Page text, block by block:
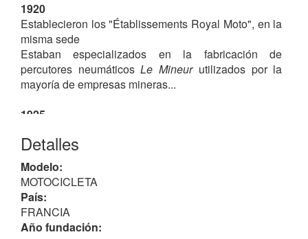
1920
Establecieron los "Établissements Royal Moto", en la
misma sede
Estaban especializados en la fabricación de
percutores neumáticosLe Mineurutilizados por la
mayoría de empresas mineras...
1925
equipadas con motores monocilíndricos propios -
conocidos por
2T; posteriormente de 350 y 500 cc
distribucionessv
La produccion de motocicletas finalizó en 1930.
Modelos(orden cronológico)
Detalles
Modelo:
MOTOCICLETA
País:
FRANCIA
Año fundación: